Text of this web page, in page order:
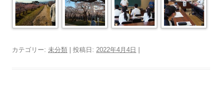
カテゴリー: 未分類 | 投稿日: 2022年4月4日